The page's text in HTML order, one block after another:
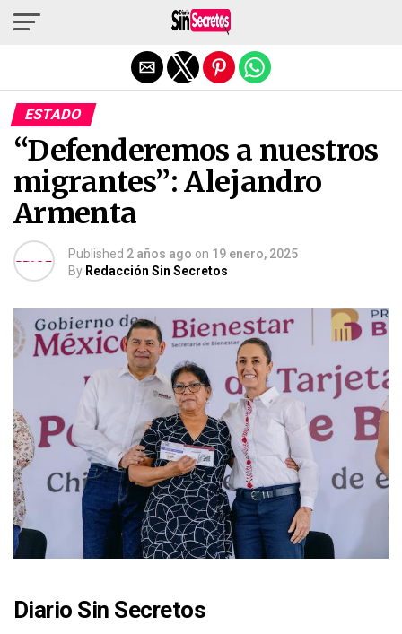
ESTADO
“Defenderemos a nuestros
migrantes”: Alejandro
Armenta
Published 2 años ago on 19 enero, 2025
By Redacción Sin Secretos
Diario Sin Secretos
Salir de la versión móvil